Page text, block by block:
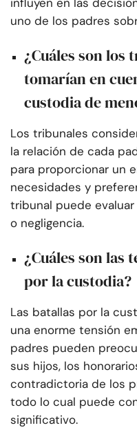
uno de los padres
¿Cuáles son los
tomarían en
custodia de
Los tribunales
la relación de cada
para proporcionar un
necesidades y
tribunal puede
o negligencia.
¿Cuáles son las
por la custodia?
Las batallas por la
una enorme tensión
padres pueden
sus hijos, los
contradictoria de los
todo lo cual puede
significativo.